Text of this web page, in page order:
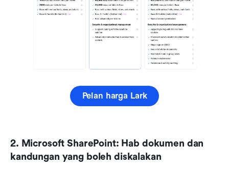
Pelan harga Lark
2. Microsoft SharePoint: Hab dokumen dan
kandungan yang boleh diskalakan